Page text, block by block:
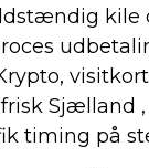
kile
Sjælland ,
timing på